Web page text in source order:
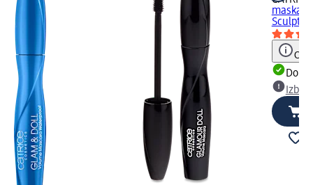
Sculpt &